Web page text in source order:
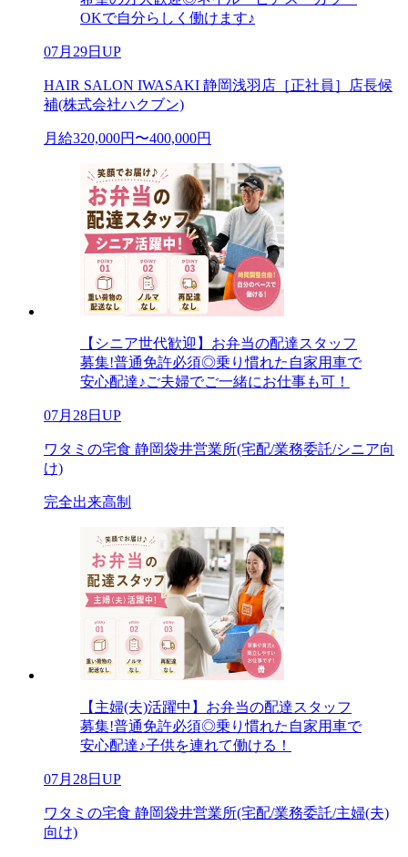
OKで自分らしく働けます♪
07月29日UP
HAIR SALON IWASAKI 静岡浅羽店［正社員］店長候
補(株式会社ハクブン)
月給320,000円〜400,000円
【シニア世代歓迎】お弁当の配達スタッフ
募集!普通免許必須◎乗り慣れた自家用車で
安心配達♪ご夫婦でご一緒にお仕事も可！
07月28日UP
ワタミの宅食 静岡袋井営業所(宅配/業務委託/シニア向
け)
完全出来高制
【主婦(夫)活躍中】お弁当の配達スタッフ
募集!普通免許必須◎乗り慣れた自家用車で
安心配達♪子供を連れて働ける！
07月28日UP
ワタミの宅食 静岡袋井営業所(宅配/業務委託/主婦(夫)
向け)